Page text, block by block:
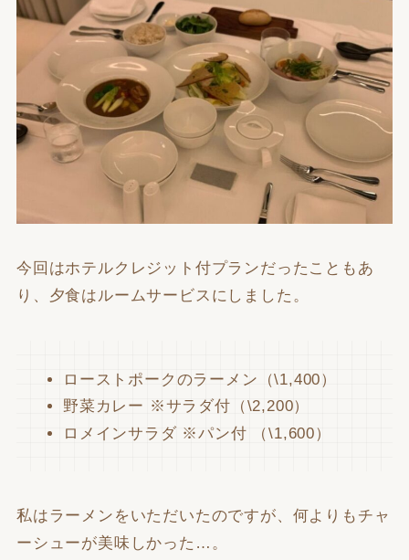
今回はホテルクレジット付プランだったこともあ
り、夕食はルームサービスにしました。
ローストポークのラーメン（\1,400）
野菜カレー ※サラダ付（\2,200）
ロメインサラダ ※パン付 （\1,600）
私はラーメンをいただいたのですが、何よりもチャ
ーシューが美味しかった…。